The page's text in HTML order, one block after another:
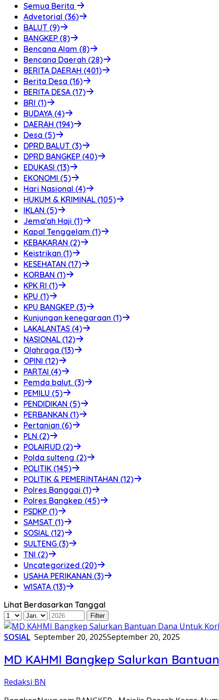
Semua Berita
Advetorial (36)
BALUT (9)
BANGKEP (8)
Bencana Alam (8)
Bencana Daerah (28)
BERITA DAERAH (401)
Berita Desa (16)
BERITA DESA (17)
BRI (1)
BUDAYA (4)
DAERAH (194)
Desa (5)
DPRD BALUT (3)
DPRD BANGKEP (40)
EDUKASI (13)
EKONOMI (5)
Hari Nasional (4)
HUKUM & KRIMINAL (105)
IKLAN (5)
Jema'ah Haji (1)
Kapal Tenggelam (1)
KEBAKARAN (2)
Keistrikan (1)
KESEHATAN (17)
KORBAN (1)
KPK RI (1)
KPU (1)
KPU BANGKEP (3)
Kunjungan kenegaraan (1)
LAKALANTAS (4)
NASIONAL (12)
Olahraga (13)
OPINI (12)
PARTAI (4)
Pemda balut. (3)
PEMILU (5)
PENDIDIKAN (5)
PERBANKAN (1)
Pertanian (6)
PLN (2)
POLAIRUD (2)
Polda sulteng (2)
POLITIK (145)
POLITIK & PEMERINTAHAN (12)
Polres Banggai (1)
Polres Bangkep (45)
PSDKP (1)
SAMSAT (1)
SOSIAL (12)
SULTENG (3)
TNI (2)
Uncategorized (20)
USAHA PERIKANAN (3)
WISATA (13)
Lihat Berdasarkan Tanggal
SOSIAL September 20, 2025September 20, 2025
MD KAHMI Bangkep Salurkan
Redaksi BN